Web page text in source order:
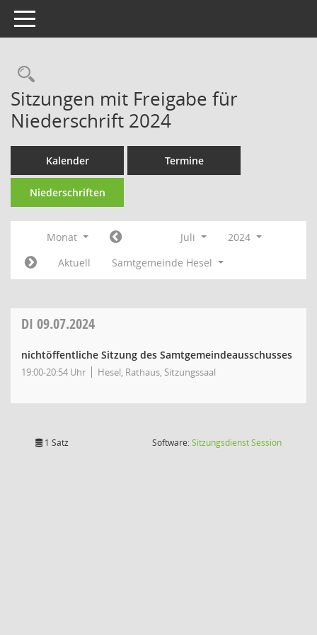
Toggle navigation
Rechercheauswahl
Sitzungen mit Freigabe für
Niederschrift 2024
Kalender Termine
Niederschriften
Monat Juli
2024
Aktuell
Samtgemeinde Hesel
DI 09.07.2024
nichtöffentliche Sitzung des Samtgemeindeausschusses
19:00-20:54 Uhr Hesel, Rathaus, Sitzungssaal
1 Satz Software:SitzungsdienstSession(Wird in